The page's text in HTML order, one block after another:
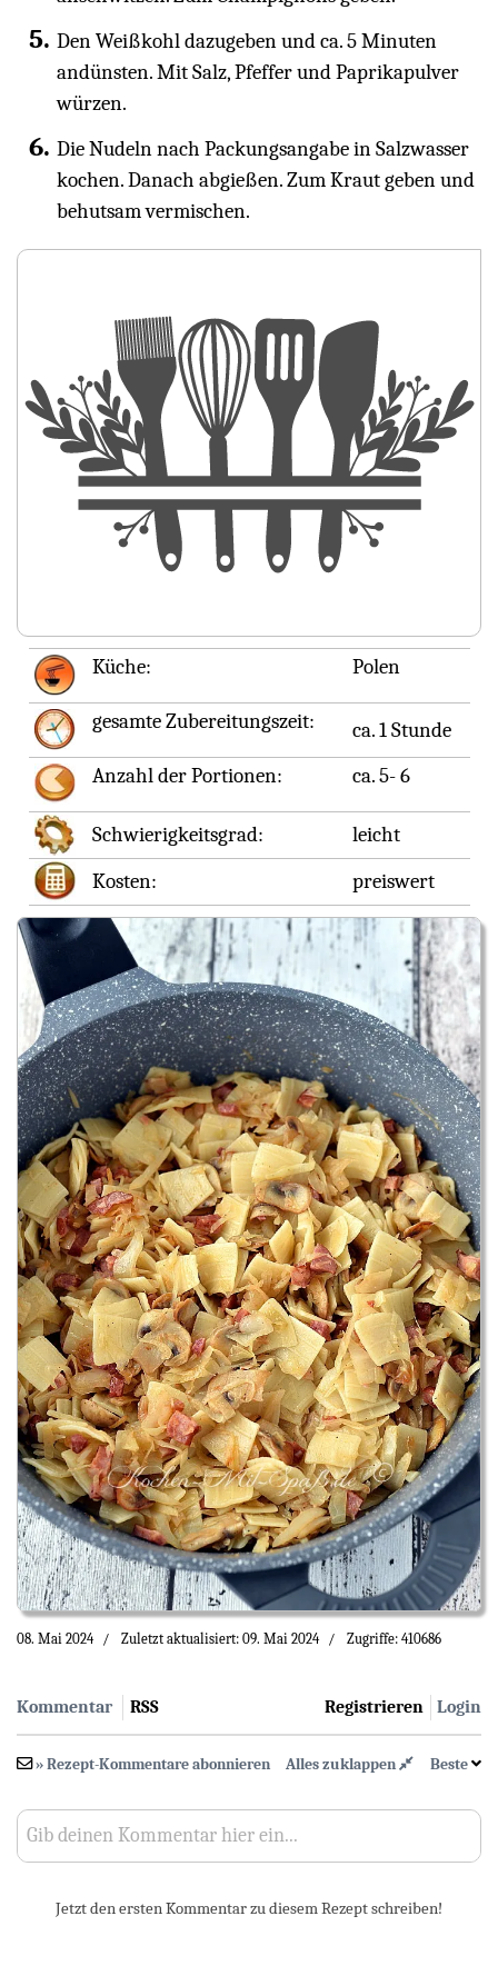
Den Weißkohl dazugeben und ca. 5 Minuten
andünsten. Mit Salz, Pfeffer und Paprikapulver
würzen.
Die Nudeln nach Packungsangabe in Salzwasser
kochen. Danach abgießen. Zum Kraut geben und
behutsam vermischen.
Küche: Polen
gesamte Zubereitungszeit:
ca. 1 Stunde
Anzahl der Portionen:
ca. 5- 6
Schwierigkeitsgrad:
leicht
Kosten:
preiswert
08. Mai 2024 Zuletzt aktualisiert: 09. Mai 2024 Zugriffe: 410686
Kommentar RSS Login
Registrieren
» Rezept-Kommentare abonnieren Beste
Alles zuklappen
Gib deinen Kommentar hier ein...
Jetzt den ersten Kommentar zu diesem Rezept schreiben!